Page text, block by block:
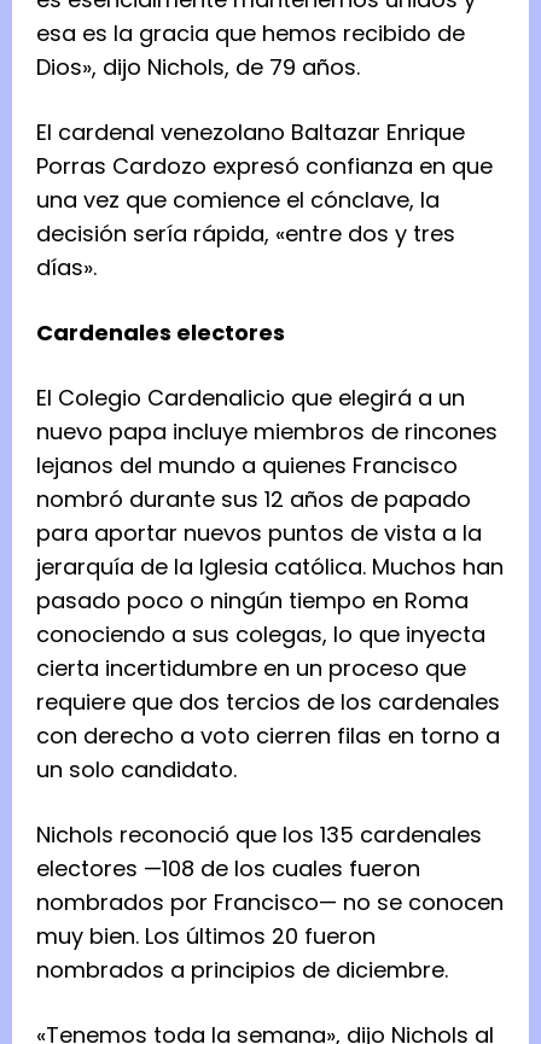
esa es la gracia que hemos recibido de
Dios», dijo Nichols, de 79 años.
El cardenal venezolano Baltazar Enrique
Porras Cardozo expresó confianza en que
una vez que comience el cónclave, la
decisión sería rápida, «entre dos y tres
días».
Cardenales electores
El Colegio Cardenalicio que elegirá a un
nuevo papa incluye miembros de rincones
lejanos del mundo a quienes Francisco
nombró durante sus 12 años de papado
para aportar nuevos puntos de vista a la
jerarquía de la Iglesia católica. Muchos han
pasado poco o ningún tiempo en Roma
conociendo a sus colegas, lo que inyecta
cierta incertidumbre en un proceso que
requiere que dos tercios de los cardenales
con derecho a voto cierren filas en torno a
un solo candidato.
Nichols reconoció que los 135 cardenales
electores —108 de los cuales fueron
nombrados por Francisco— no se conocen
muy bien. Los últimos 20 fueron
nombrados a principios de diciembre.
«Tenemos toda la semana», dijo Nichols al